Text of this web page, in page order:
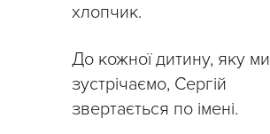
хлопчик.
До кожної дитину, яку ми
зустрічаємо, Сергій
звертається по імені.